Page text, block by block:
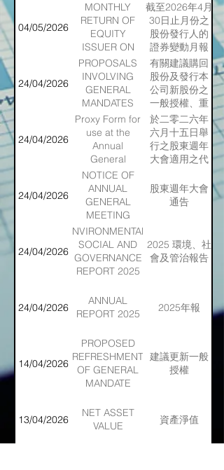
04/05/2026
MONTHLY
RETURN OF
EQUITY
ISSUER ON
MOVEMENTS
IN
SECURITIES
FOR THE
MONTH
ENDED
30/04/2026
截至2026年4月
30日止月份之
股份發行人的
證券變動月報
表
24/04/2026
PROPOSALS
INVOLVING
GENERAL
MANDATES
TO
REPURCHASE
SHARES AND
TO ISSUE
NEW SHARES
OF THE
COMPANY,
RE-ELECTION
OF RETIRING
DIRECTORS
AND NOTICE
OF ANNUAL
GENERAL
有關建議購回
股份及發行本
公司新股份之
一般授權、重
選退任董事及
股東週年大會
通告
24/04/2026
Proxy Form for
use at the
Annual
General
Meeting on
15th June
2026
於二零二六年
六月十五日舉
行之股東週年
大會適用之代
24/04/2026
NOTICE OF
ANNUAL
GENERAL
MEETING
股東週年大會
通告
24/04/2026
ENVIRONMENTAL,
SOCIAL AND
GOVERNANCE
REPORT 2025
2025 環境、社
會及管治報告
24/04/2026
ANNUAL
REPORT 2025
2025年報
14/04/2026
PROPOSED
REFRESHMENT
OF GENERAL
MANDATE
建議更新一般
授權
13/04/2026
NET ASSET
VALUE
資產淨值